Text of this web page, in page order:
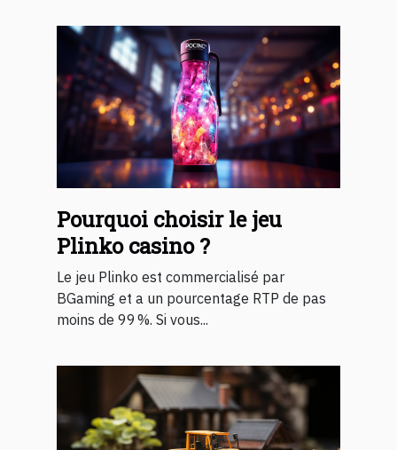
Pourquoi choisir le jeu
Plinko casino ?
Le jeu Plinko est commercialisé par
BGaming et a un pourcentage RTP de pas
moins de 99 %. Si vous...